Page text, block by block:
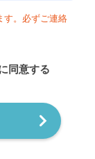
す。必ずご連絡
同意する